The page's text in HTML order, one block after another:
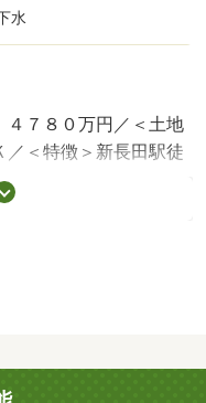
水
７８０万円／＜土地
＜特徴＞新長田駅徒
ださい♪、フラット３
り良好・ＬＤＫ１５
－１０－０２１１